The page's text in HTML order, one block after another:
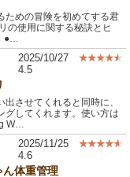
ための冒険を初めてする君
の使用に関する秘訣とヒ
●…
2025/10/27
4.5
させてくれると同時に、
グしてくれます。使い方は
W…
2025/11/25
4.6
ん体重管理